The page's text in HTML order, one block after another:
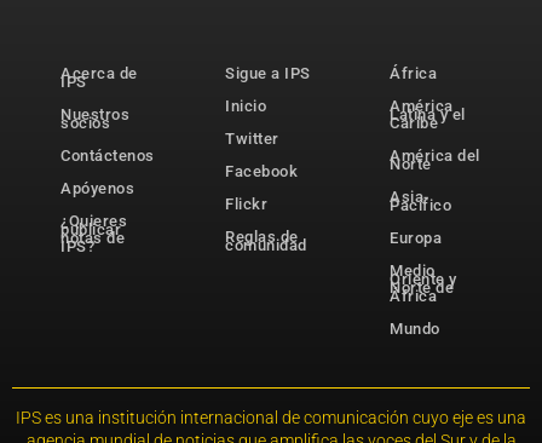
Acerca de
IPS
Nuestros
socios
Contáctenos
Apóyenos
¿Quieres
publicar
notas de
IPS?
Sigue a IPS
Inicio
Twitter
Facebook
Flickr
Reglas de
comunidad
África
América
Latina y el
Caribe
América del
Norte
Asia-
Pacífico
Europa
Medio
Oriente y
Norte de
África
Mundo
IPS es una institución internacional de comunicación cuyo eje es una